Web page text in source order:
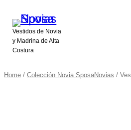
Vestidos de Novia
y Madrina de Alta
Costura
Home / Colección Novia SposaNovias /